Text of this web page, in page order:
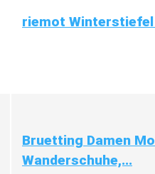
riemot
Bruetting Damen
Wanderschuhe,...